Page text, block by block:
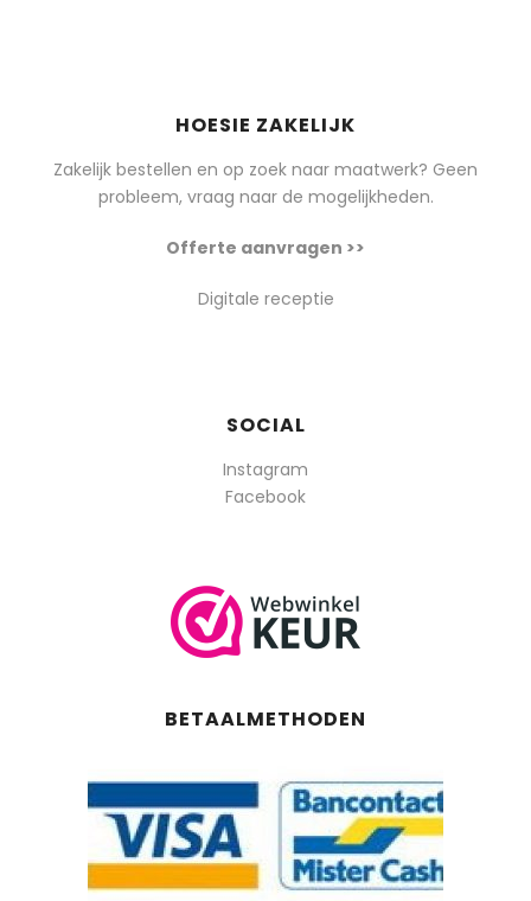
HOESIE ZAKELIJK
Zakelijk bestellen en op zoek naar maatwerk? Geen
probleem, vraag naar de mogelijkheden.
Offerte aanvragen >>
Digitale receptie
SOCIAL
Instagram
Facebook
BETAALMETHODEN